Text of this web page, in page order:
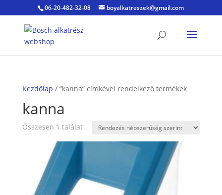
06-20-482-32-08 boyalkatreszek@gmail.com
Kezdőlap / “kanna” címkével rendelkező termékek
kanna
Összesen 1 találat